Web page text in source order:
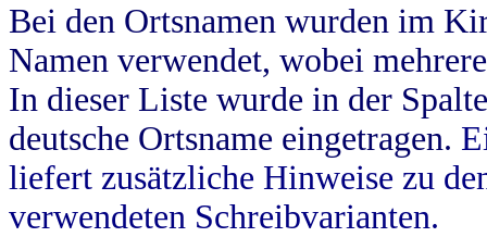
Bei den Ortsnamen wurden im
Namen verwendet, wobei
In dieser Liste wurde in der
deutsche Ortsname eingetragen.
liefert zusätzliche Hinweise zu
verwendeten Schreibvarianten.